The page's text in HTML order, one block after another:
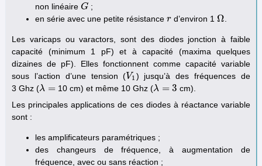
non linéaire G
G ;
en série avec une petite résistance r
r d’environ 1Ω
Ω
Les varicaps ou varactors, sont des diodes jonction à faible
capacité (minimum 1 pF) et à capacité (maxima quelques
dizaines de pF). Elles fonctionnent comme capacité variable
sous l’action d’une tension (V1
V1 ) jusqu’à des fréquences de
3 Ghz (λ =
λ= 10 cm) et même 10 Ghz (λ = 3
λ= 3
cm).
Les principales applications de ces diodes à réactance variable
sont :
les amplificateurs paramétriques ;
des changeurs de fréquence, à augmentation de
fréquence, avec ou sans réaction ;